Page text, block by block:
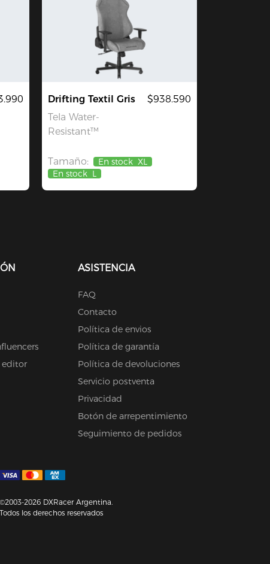
Drifting Textil Gris
Tela Water-
Resistant™
$938.590
Tamaño: En stock XL
En stock L
editor
ASISTENCIA
FAQ
Contacto
Política de envios
Política de garantía
Política de devoluciones
Servicio postventa
Privacidad
Botón de arrepentimiento
Seguimiento de pedidos
©2003-2026 DXRacer Argentina.
Todos los derechos reservados